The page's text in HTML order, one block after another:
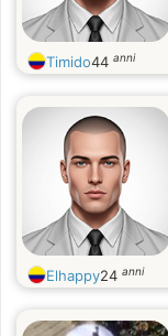
Timido44 anni
Elhappy24 anni